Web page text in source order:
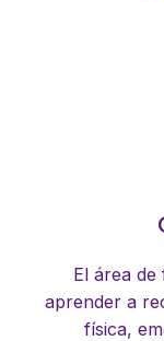
El área
aprender a
física,